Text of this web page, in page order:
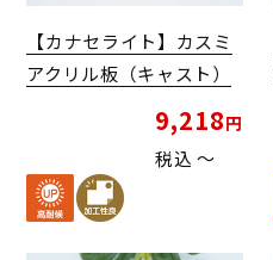
【カナセライト】カスミ
アクリル板（キャスト）
9,218
税込 〜